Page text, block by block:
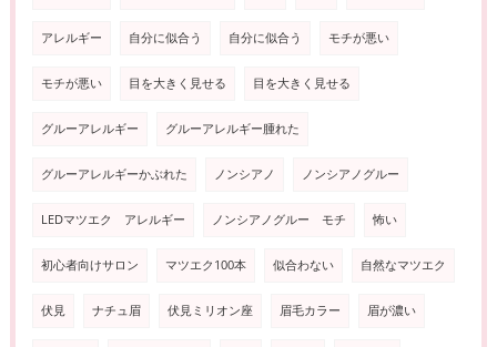
アレルギー 自分に似合う 自分に似合う モチが悪い
モチが悪い 目を大きく見せる 目を大きく見せる
グルーアレルギー グルーアレルギー腫れた
グルーアレルギーかぶれた ノンシアノ ノンシアノグルー
LEDマツエク アレルギー ノンシアノグルー モチ 怖い
初心者向けサロン マツエク100本 似合わない 自然なマツエク
伏見 ナチュ眉 伏見ミリオン座 眉毛カラー 眉が濃い